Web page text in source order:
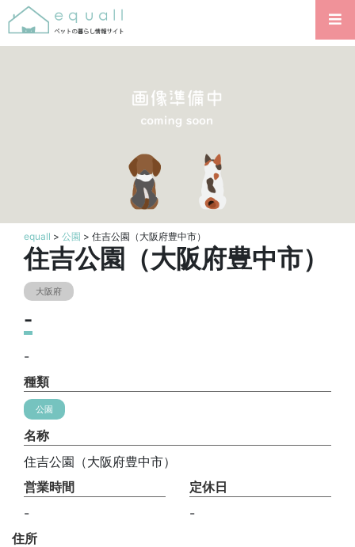
equall > 公園 > 住吉公園（大阪府豊中市）
住吉公園（大阪府豊中市）
大阪府
-
-
種類
公園
名称
住吉公園（大阪府豊中市）
営業時間
-
定休日
-
住所